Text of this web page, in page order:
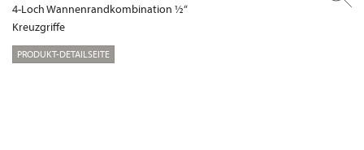
4-Loch Wannenrandkombination ½“
Kreuzgriffe
PRODUKT-DETAILSEITE